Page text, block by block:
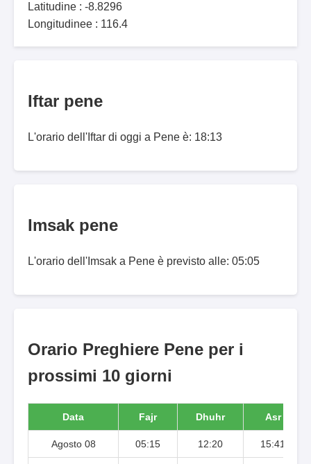
Latitudine : -8.8296
Longitudinee : 116.4
Iftar pene
L'orario dell'Iftar di oggi a Pene è: 18:13
Imsak pene
L'orario dell'Imsak a Pene è previsto alle: 05:05
Orario Preghiere Pene per i
prossimi 10 giorni
Data Fajr Dhuhr Asr
Agosto 08 05:15 12:20 15:41